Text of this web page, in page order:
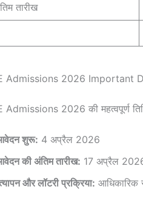
तारीख
Admissions 2026 Important
2026 की महत्वपूर्ण
शुरू: 4 अप्रैल 2026
की अंतिम तारीख: 17 अप्रैल
और लॉटरी प्रक्रिया: आधिकारिक